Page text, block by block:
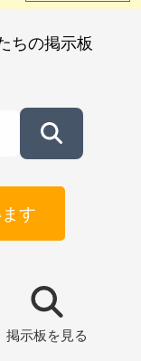
ちの掲示板
す
掲示板 を見る